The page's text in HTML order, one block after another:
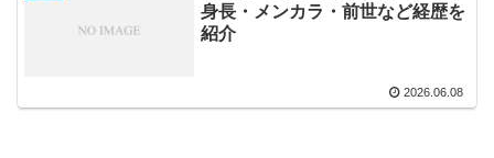
身長・メンカラ・前世など経歴を
紹介
2026.06.08